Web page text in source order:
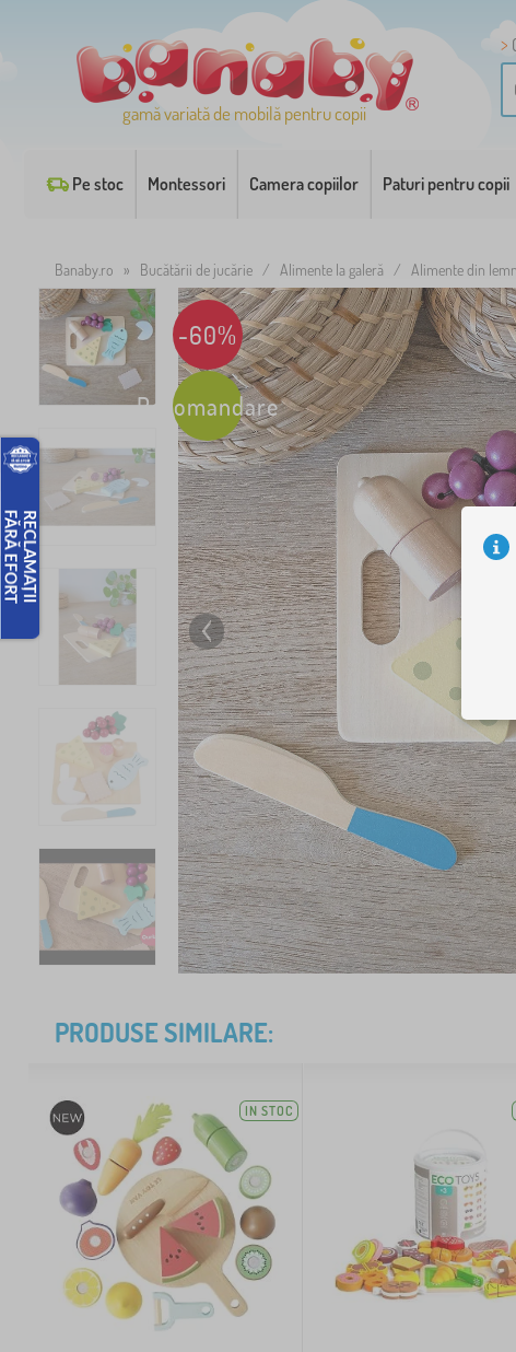
gamă variată de mobilă pentru copii
Pe stoc Montessori Camera copiilor Paturi pentru copii
Banaby.ro » Bucătării de jucărie / Alimente la galeră / Alimente din
-60%
Recomandare
PRODUSE SIMILARE:
IN STOC